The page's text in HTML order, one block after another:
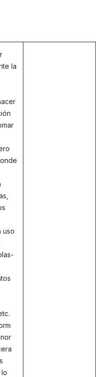
la
uso